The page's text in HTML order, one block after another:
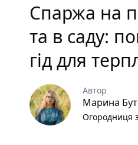
Спаржа на
та в саду:
гід для
Автор
Марина
Огородниця